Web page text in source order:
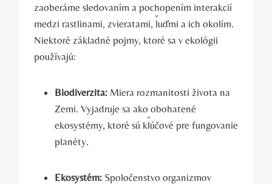
zaoberáme sledovaním a pochopením interakcií
medzi rastlinami, zvieratami, ​ľuďmi a ich okolím.
Niektoré základné pojmy, ktoré sa v ekológii
používajú:
Biodiverzita: Miera rozmanitosti života na
Zemi.⁤ Vyjadruje sa ako ‍obohatené
ekosystémy, ktoré sú kľúčové ‍pre fungovanie
‍planéty.
Ekosystém: Spoločenstvo organizmov